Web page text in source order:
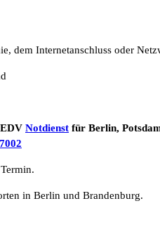
dem Internetanschluss oder
Notdienst für Berlin,
in Berlin und Brandenburg.